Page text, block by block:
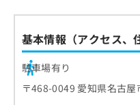
基本情報（アクセス、
駐車場有り
〒468-0049 愛知県名古